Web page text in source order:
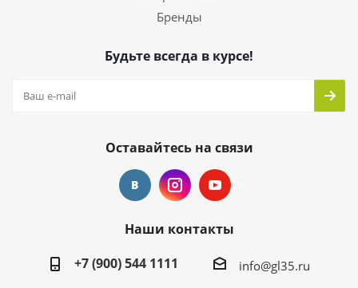
Бренды
Будьте всегда в курсе!
Оставайтесь на связи
Наши контакты
+7 (900) 544 1111
info@gl35.ru